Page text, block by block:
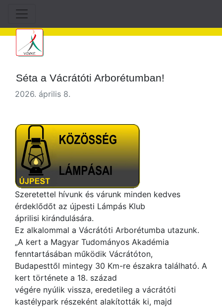
Séta a Vácrátóti Arborétumban!
2026. április 8.
Szeretettel hívunk és várunk minden kedves
érdeklődőt az újpesti Lámpás Klub
áprilisi kirándulására.
Ez alkalommal a Vácrátóti Arborétumba utazunk.
„A kert a Magyar Tudományos Akadémia
fenntartásában működik Vácrátóton,
Budapesttől mintegy 30 Km-re északra található. A
kert története a 18. század
végére nyúlik vissza, eredetileg a vácrátóti
kastélypark részeként alakították ki, majd